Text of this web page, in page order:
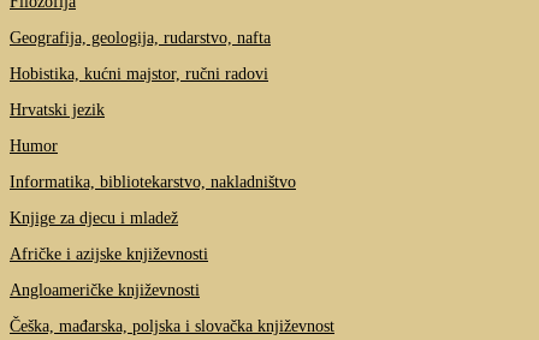
Geografija, geologija, rudarstvo, nafta
Hobistika, kućni majstor, ručni radovi
Hrvatski jezik
Humor
Informatika, bibliotekarstvo, nakladništvo
Knjige za djecu i mladež
Afričke i azijske književnosti
Angloameričke književnosti
Češka, mađarska, poljska i slovačka književnost